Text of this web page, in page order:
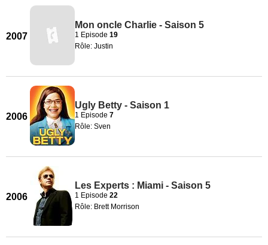
2007
Mon oncle Charlie - Saison 5
1 Episode 19
Rôle: Justin
2006
Ugly Betty - Saison 1
1 Episode 7
Rôle: Sven
2006
Les Experts : Miami - Saison 5
1 Episode 22
Rôle: Brett Morrison